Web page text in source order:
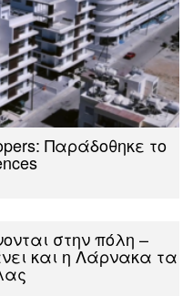
Παράδοθηκε το
στην πόλη –
και η Λάρνακα τα